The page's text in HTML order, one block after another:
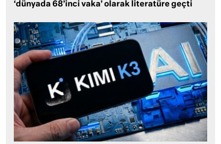
‘dünyada 68’inci vaka’ olarak literatüre geçti